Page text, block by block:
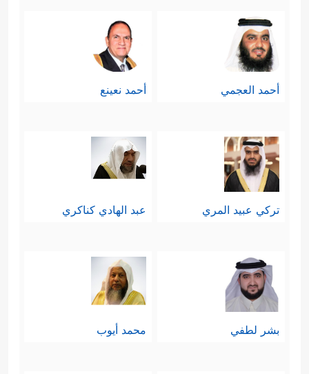
أحمد العجمي أحمد نعينع
تركي عبيد المري عبد الهادي كناكري
بشر لطفي محمد أيوب